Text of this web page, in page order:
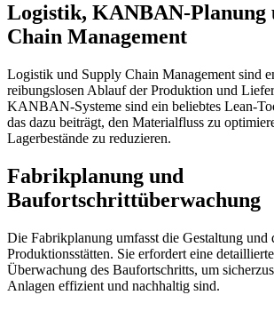
Logistik, KANBAN-Planung
Chain Management
Logistik und Supply Chain Management sind
reibungslosen Ablauf der Produktion und
KANBAN-Systeme sind ein beliebtes Lean-
das dazu beiträgt, den Materialfluss zu
Lagerbestände zu reduzieren.
Fabrikplanung und
Baufortschrittüberwachung
Die Fabrikplanung umfasst die Gestaltung und
Produktionsstätten. Sie erfordert eine
Überwachung des Baufortschritts, um
Anlagen effizient und nachhaltig sind.